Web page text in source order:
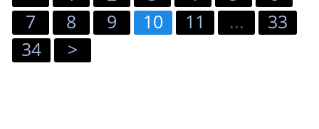
7
8 9 10 11 ...
33
34
>